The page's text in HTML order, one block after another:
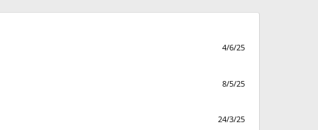
4/6/25
8/5/25
24/3/25